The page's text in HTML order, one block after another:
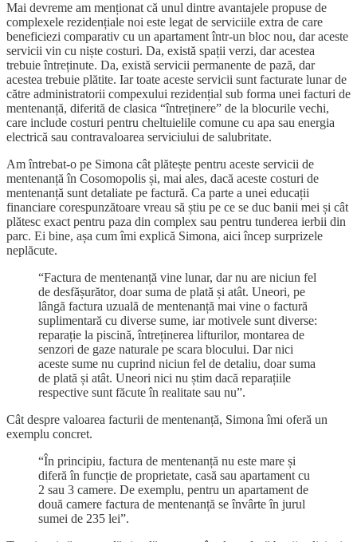
Mai devreme am menționat că unul dintre avantajele propuse de
complexele rezidențiale noi este legat de serviciile extra de care
beneficiezi comparativ cu un apartament într-un bloc nou, dar aceste
servicii vin cu niște costuri. Da, există spații verzi, dar acestea
trebuie întreținute. Da, există servicii permanente de pază, dar
acestea trebuie plătite. Iar toate aceste servicii sunt facturate lunar de
către administratorii compexului rezidențial sub forma unei facturi de
mentenanță, diferită de clasica “întreținere” de la blocurile vechi,
care include costuri pentru cheltuielile comune cu apa sau energia
electrică sau contravaloarea serviciului de salubritate.
Am întrebat-o pe Simona cât plătește pentru aceste servicii de
mentenanță în Cosomopolis și, mai ales, dacă aceste costuri de
mentenanță sunt detaliate pe factură. Ca parte a unei educații
financiare corespunzătoare vreau să știu pe ce se duc banii mei și cât
plătesc exact pentru paza din complex sau pentru tunderea ierbii din
parc. Ei bine, așa cum îmi explică Simona, aici încep surprizele
neplăcute.
“Factura de mentenanță vine lunar, dar nu are niciun fel
de desfășurător, doar suma de plată și atât. Uneori, pe
lângă factura uzuală de mentenanță mai vine o factură
suplimentară cu diverse sume, iar motivele sunt diverse:
reparație la piscină, întreținerea lifturilor, montarea de
senzori de gaze naturale pe scara blocului. Dar nici
aceste sume nu cuprind niciun fel de detaliu, doar suma
de plată și atât. Uneori nici nu știm dacă reparațiile
respective sunt făcute în realitate sau nu”.
Cât despre valoarea facturii de mentenanță, Simona îmi oferă un
exemplu concret.
“În principiu, factura de mentenanță nu este mare și
diferă în funcție de proprietate, casă sau apartament cu
2 sau 3 camere. De exemplu, pentru un apartament de
două camere factura de mentenanță se învârte în jurul
sumei de 235 lei”.